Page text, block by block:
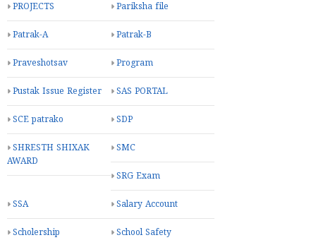
PROJECTS Pariksha file
Patrak-A Patrak-B
Praveshotsav Program
Pustak Issue Register SAS PORTAL
SCE patrako SDP
SHRESTH SHIXAK
AWARD
SMC
SRG Exam
SSA Salary Account
Scholership School Safety